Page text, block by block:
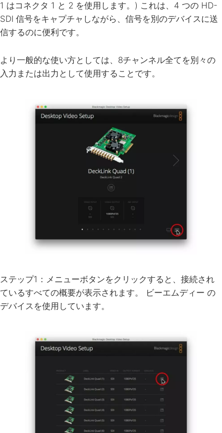
1 はコネクタ 1 と 2 を使用します。) これは、4 つの HD-
SDI 信号をキャプチャしながら、信号を別のデバイスに送
信するのに便利です。
より一般的な使い方としては、8チャンネル全てを別々の
入力または出力として使用することです。
ステップ1：メニューボタンをクリックすると、接続され
ているすべての概要が表示されます。
ビーエムディー の
デバイスを使用しています。